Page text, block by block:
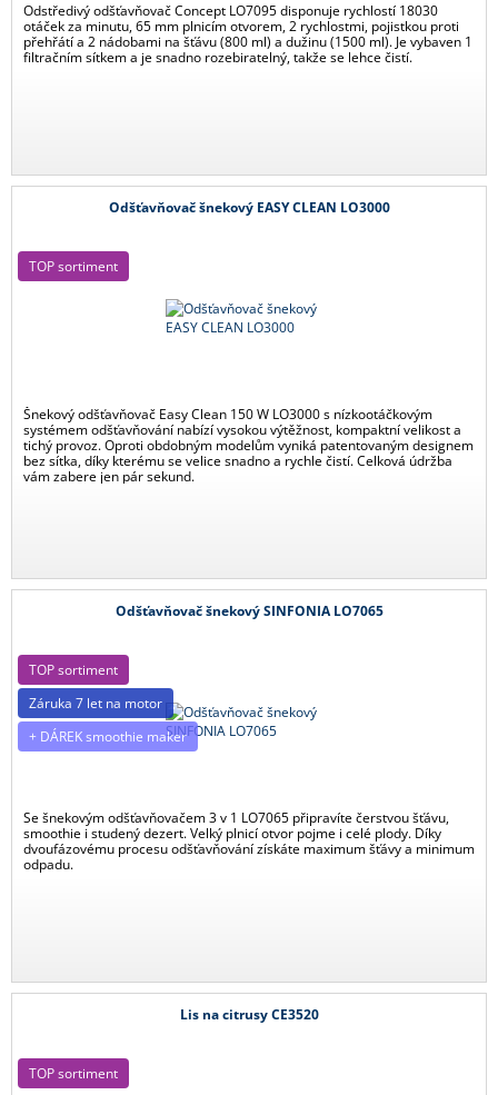
Odstředivý odšťavňovač Concept LO7095 disponuje rychlostí 18030
otáček za minutu, 65 mm plnicím otvorem, 2 rychlostmi, pojistkou proti
přehřátí a 2 nádobami na šťávu (800 ml) a dužinu (1500 ml). Je vybaven 1
filtračním sítkem a je snadno rozebiratelný, takže se lehce čistí.
Odšťavňovač šnekový EASY CLEAN LO3000
Šnekový odšťavňovač Easy Clean 150 W LO3000 s nízkootáčkovým
systémem odšťavňování nabízí vysokou výtěžnost, kompaktní velikost a
tichý provoz. Oproti obdobným modelům vyniká patentovaným designem
bez sítka, díky kterému se velice snadno a rychle čistí. Celková údržba
vám zabere jen pár sekund.
TOP sortiment
Odšťavňovač šnekový SINFONIA LO7065
Se šnekovým odšťavňovačem 3 v 1 LO7065 připravíte čerstvou šťávu,
smoothie i studený dezert. Velký plnicí otvor pojme i celé plody. Díky
dvoufázovému procesu odšťavňování získáte maximum šťávy a minimum
odpadu.
TOP sortiment
Záruka 7 let na motor
+ DÁREK smoothie maker
Lis na citrusy CE3520
TOP sortiment